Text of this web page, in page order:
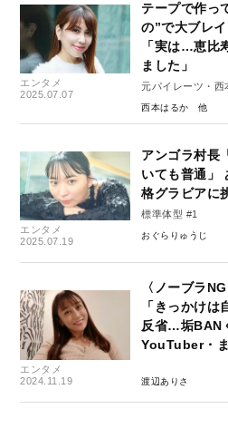
エンタメ
2025.07.07
テープで作っ
の”で大ブレ
「実は…恵比
ました」
元パイレーツ・西
西本はるか
エンタメ
2025.07.19
アンゴラ村長
いても普通」
格グラビアに
標準体型 #1
おぐらりゅうじ
エンタメ
2024.11.19
〈ノーブラ
「きっかけは
反省…垢BAN
YouTuber・
渡辺ありさ